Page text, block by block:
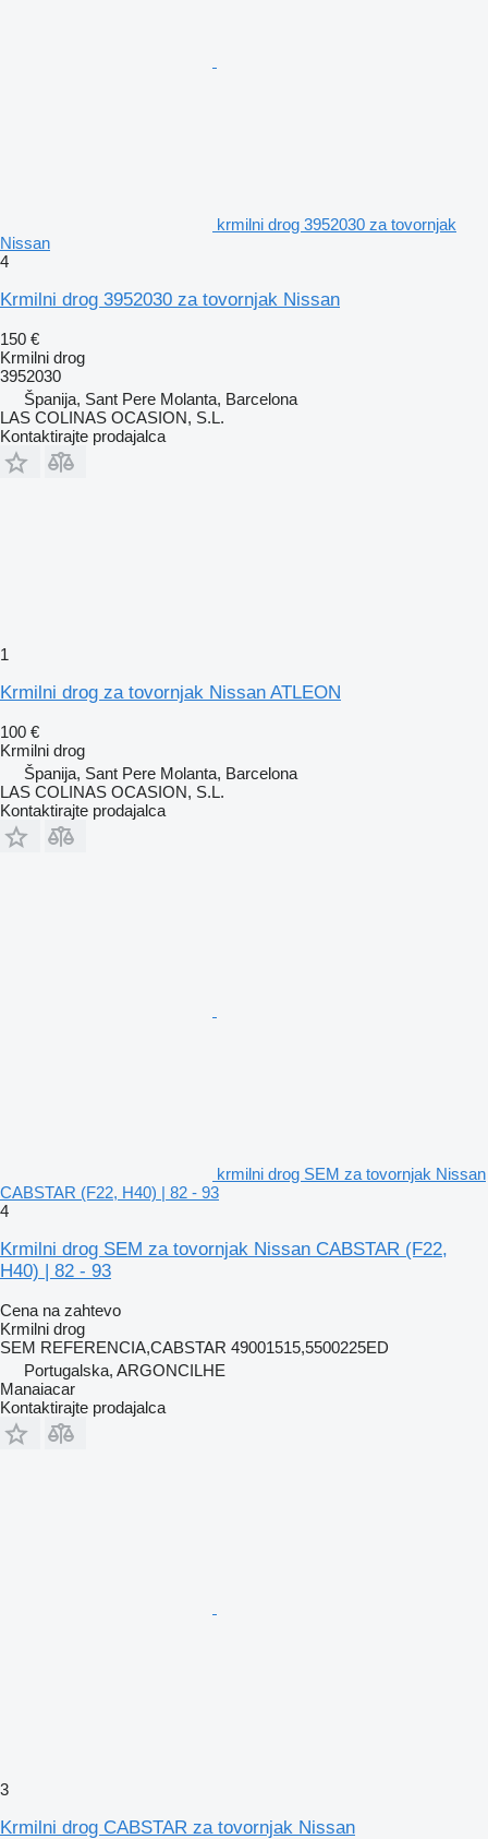
krmilni drog 3952030 za tovornjak
Nissan
4
Krmilni drog 3952030 za tovornjak Nissan
150 €
Krmilni drog
3952030
Španija, Sant Pere Molanta, Barcelona
LAS COLINAS OCASION, S.L.
Kontaktirajte prodajalca
1
Krmilni drog za tovornjak Nissan ATLEON
100 €
Krmilni drog
Španija, Sant Pere Molanta, Barcelona
LAS COLINAS OCASION, S.L.
Kontaktirajte prodajalca
krmilni drog SEM za tovornjak Nissan
CABSTAR (F22, H40) | 82 - 93
4
Krmilni drog SEM za tovornjak Nissan CABSTAR (F22,
H40) | 82 - 93
Cena na zahtevo
Krmilni drog
SEM REFERENCIA,CABSTAR 49001515,5500225ED
Portugalska, ARGONCILHE
Manaiacar
Kontaktirajte prodajalca
3
Krmilni drog CABSTAR za tovornjak Nissan